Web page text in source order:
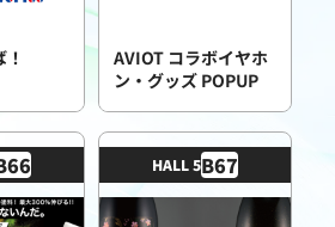
AVIOT コラボイヤホ
ン・グッズ POPUP
66 HALL 5B67